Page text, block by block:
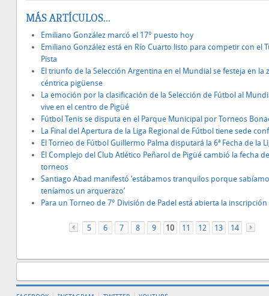
MÁS ARTÍCULOS...
Emiliano González marcó el 17° puesto hoy
Emiliano González está en Río Cuarto listo para competir con el
Pista
El triunfo de la Selección Argentina en el Mundial se festeja en la
céntrica pigüense
La emoción por la clasificación de la Selección de Fútbol al
vive en el centro de Pigüé
Fútbol Tenis se disputa en el Parque Municipal por Torneos
La Final del Apertura de la Liga Regional de Fútbol tiene sede
El Torneo de Fútbol Guillermo Palma disputará la 6ª Fecha de la
El Complejo del Club Atlético Peñarol de Pigüé cambió la fecha
torneos
Santiago Abad manifestó ‘estábamos tranquilos porque
teníamos un arquerazo’
Para un Torneo de 7° División de Padel está abierta la inscripción
«
5 6 7 8 9 10 11 12 13 14